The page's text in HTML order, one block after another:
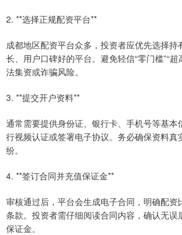
2. **选择正规配资平台**
成都地区配资平台众多，投资者应优先选择持
长、用户口碑好的平台。避免轻信“零门槛”“
法集资或诈骗风险。
3. **提交开户资料**
通常需要提供身份证、银行卡、手机号等基本
行视频认证或签署电子协议。务必确保资料真
纷。
4. **签订合同并充值保证金**
审核通过后，平台会生成电子合同，明确配资
条款。投资者需仔细阅读合同内容，确认无误
保证金。